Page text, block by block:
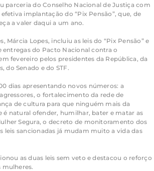
parceria do Conselho Nacional de Justiça com
implantação do “Pix Pensão”, que, de
a valer daqui a um ano.
Márcia Lopes, incluiu as leis do “Pix Pensão” e
entregas do Pacto Nacional contra o
fevereiro pelos presidentes da República, da
do Senado e do STF.
dias apresentando novos números: a
o fortalecimento da rede de
de cultura para que ninguém mais da
é natural ofender, humilhar, bater e matar as
Segura, o decreto de monitoramento dos
leis sancionadas já mudam muito a vida das
as duas leis sem veto e destacou o reforço
mulheres.